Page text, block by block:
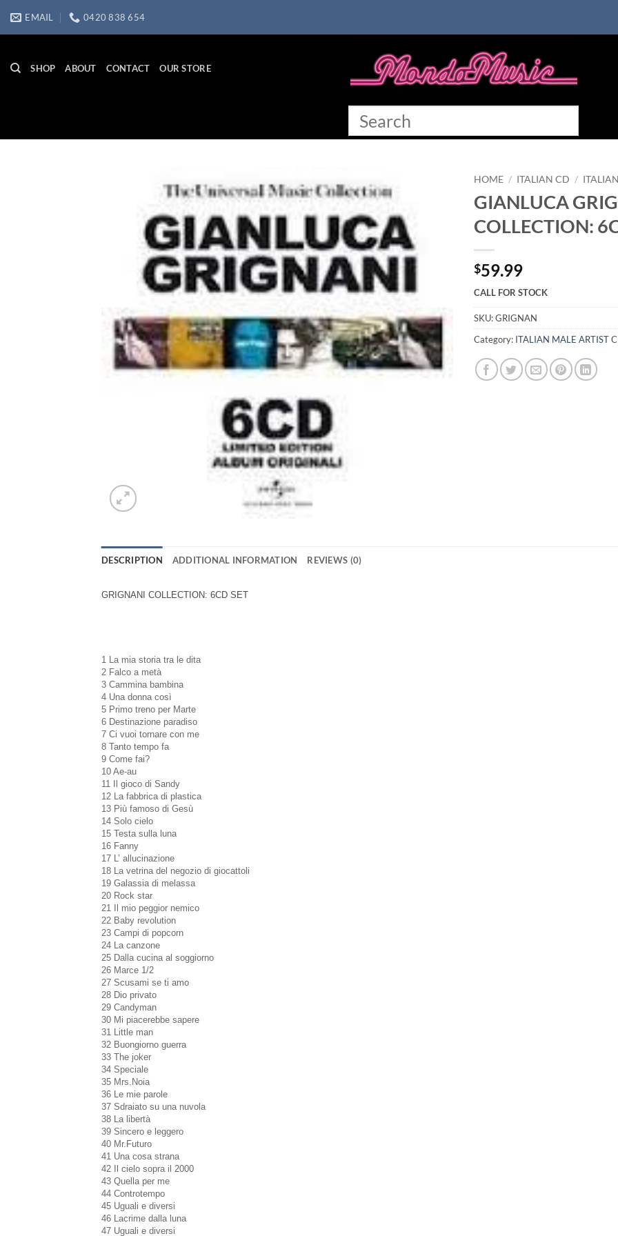
EMAIL 0420 838 654
SHOP ABOUT CONTACT OUR STORE
HOME / ITALIAN CD /
GIANLUCA
COLLECTION:
$59.99
CALL FOR STOCK
SKU:GRIGNAN
Category: ITALIAN MALE ARTIST
DESCRIPTION ADDITIONAL INFORMATION REVIEWS (0)
GRIGNANI COLLECTION: 6CD SET
1 La mia storia tra le dita
2 Falco a metà
3 Cammina bambina
4 Una donna così
5 Primo treno per Marte
6 Destinazione paradiso
7 Ci vuoi tornare con me
8 Tanto tempo fa
9 Come fai?
10 Ae-au
11 Il gioco di Sandy
12 La fabbrica di plastica
13 Più famoso di Gesù
14 Solo cielo
15 Testa sulla luna
16 Fanny
17 L’ allucinazione
18 La vetrina del negozio di giocattoli
19 Galassia di melassa
20 Rock star
21 Il mio peggior nemico
22 Baby revolution
23 Campi di popcorn
24 La canzone
25 Dalla cucina al soggiorno
26 Marce 1/2
27 Scusami se ti amo
28 Dio privato
29 Candyman
30 Mi piacerebbe sapere
31 Little man
32 Buongiorno guerra
33 The joker
34 Speciale
35 Mrs.Noia
36 Le mie parole
37 Sdraiato su una nuvola
38 La libertà
39 Sincero e leggero
40 Mr.Futuro
41 Una cosa strana
42 Il cielo sopra il 2000
43 Quella per me
44 Controtempo
45 Uguali e diversi
46 Lacrime dalla luna
47 Uguali e diversi